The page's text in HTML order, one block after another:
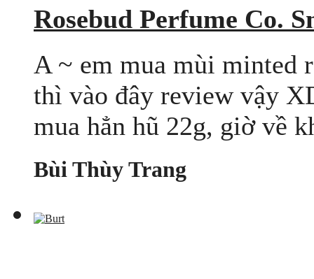
Rosebud Perfume Co.
A ~ em mua mùi minted
thì vào đây review vậy
mua hẳn hũ 22g, giờ về
Bùi Thùy Trang